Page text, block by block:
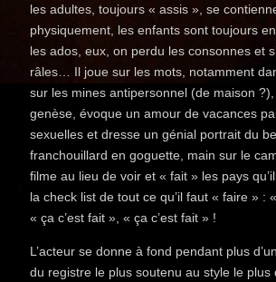
les adultes, toujours « assis », se
physiquement, les enfants sont toujours
les ados, eux, on perdu les consonnes et
râles… Il joue sur les mots, notamment
sur les mines antipersonnel (de maison
genèse, évoque un amour de vacances
sexuelles et dresse un génial portrait du
franchouillard en goguette, main sur le
filme au lieu de voir et « fait » les pays
la check list de tout ce qu’il faut « faire » :
« ça c’est fait », « ça c’est fait » !
L’acteur se donne à fond pendant plus
du registre le plus soutenu au style le plus